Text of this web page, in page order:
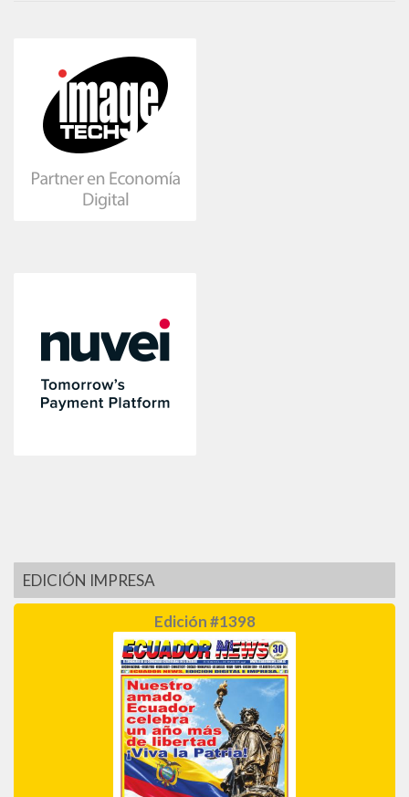
EDICIÓN IMPRESA
Edición #1398